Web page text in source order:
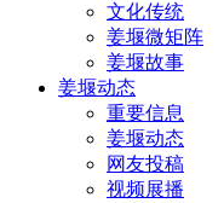
文化传统
姜堰微矩阵
姜堰故事
姜堰动态
重要信息
姜堰动态
网友投稿
视频展播